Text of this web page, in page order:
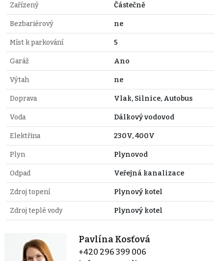
Zařízený Částečně
Bezbariérový ne
Míst k parkování 5
Garáž Ano
Výtah ne
Doprava Vlak, Silnice, Autobus
Voda Dálkový vodovod
Elektřina 230V, 400V
Plyn Plynovod
Odpad Veřejná kanalizace
Zdroj topení Plynový kotel
Zdroj teplé vody Plynový kotel
Pavlína Kosťová
+420 296 399 006